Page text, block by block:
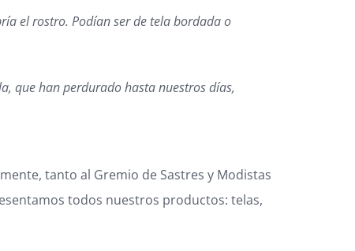
el rostro. Podían ser de tela bordada o
que han perdurado hasta nuestros días,
tanto al Gremio de Sastres y Modistas
todos nuestros productos: telas,